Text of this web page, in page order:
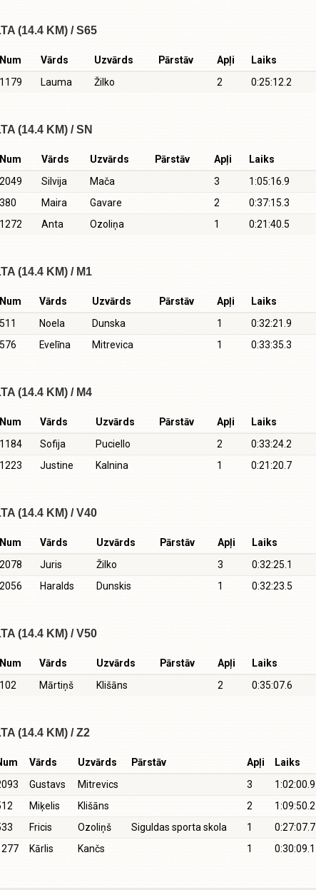
(14.4 KM) / S65
Num Vārds Uzvārds Pārstāv Apļi Laiks
1179 Lauma Žilko 2 0:25:12.2
(14.4 KM) / SN
Num Vārds Uzvārds Pārstāv Apļi Laiks
2049 Silvija Mača 3 1:05:16.9
380 Maira Gavare 2 0:37:15.3
1272 Anta Ozoliņa 1 0:21:40.5
(14.4 KM) / M1
Num Vārds Uzvārds Pārstāv Apļi Laiks
511 Noela Dunska 1 0:32:21.9
576 Evelīna Mitrevica 1 0:33:35.3
(14.4 KM) / M4
Num Vārds Uzvārds Pārstāv Apļi Laiks
1184 Sofija Puciello 2 0:33:24.2
1223 Justine Kalnina 1 0:21:20.7
(14.4 KM) / V40
Num Vārds Uzvārds Pārstāv Apļi Laiks
2078 Juris Žilko 3 0:32:25.1
2056 Haralds Dunskis 1 0:32:23.5
(14.4 KM) / V50
Num Vārds Uzvārds Pārstāv Apļi Laiks
102 Mārtiņš Klišāns 2 0:35:07.6
(14.4 KM) / Z2
Vārds Uzvārds Pārstāv Apļi Laiks
Gustavs Mitrevics 3 1:02:00.9
Miķelis Klišāns 2 1:09:50.2
Fricis Ozoliņš Siguldas sporta skola 1 0:27:07.7
Kārlis Kančs 1 0:30:09.1